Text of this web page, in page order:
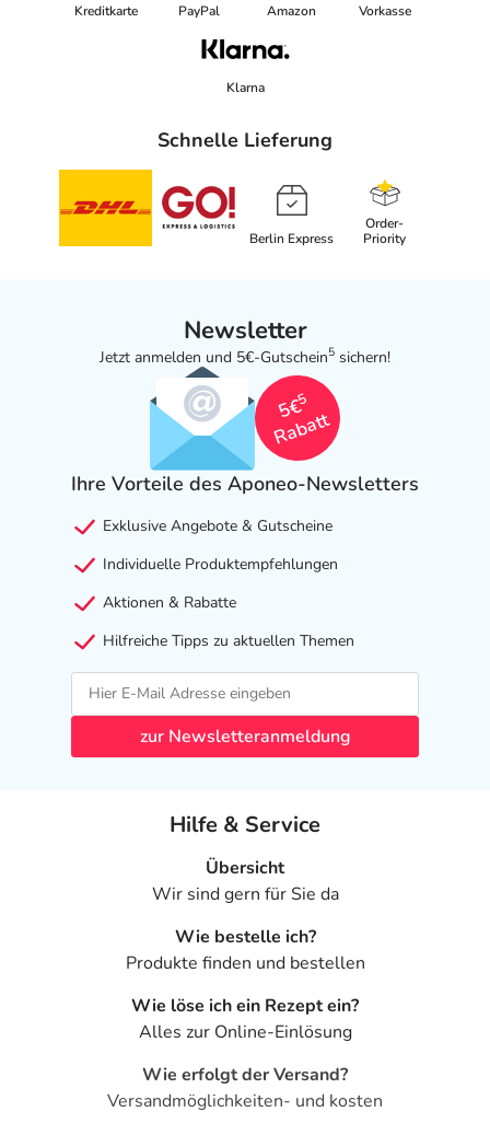
Kreditkarte PayPal Amazon Vorkasse
Klarna
Schnelle Lieferung
Berlin Express
Order-
Priority
Newsletter
Jetzt anmelden und 5€-Gutschein5 sichern!
5€
5
Rabatt
Ihre Vorteile des Aponeo-Newsletters
Exklusive Angebote & Gutscheine
Individuelle Produktempfehlungen
Aktionen & Rabatte
Hilfreiche Tipps zu aktuellen Themen
zur Newsletteranmeldung
Hilfe & Service
Übersicht
Wir sind gern für Sie da
Wie bestelle ich?
Produkte finden und bestellen
Wie löse ich ein Rezept ein?
Alles zur Online-Einlösung
Wie erfolgt der Versand?
Versandmöglichkeiten- und kosten